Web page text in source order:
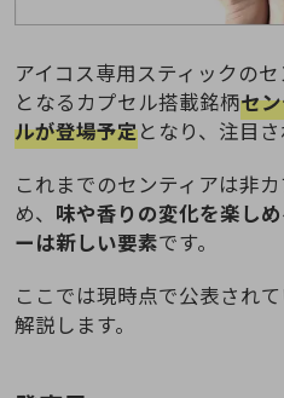
アイコス専用スティックの
となるカプセル搭載銘柄セ
ルが登場予定となり、注目さ
これまでのセンティアは非
め、 味や香りの変化を楽し
ーは新しい要素です。
ここでは現時点で公表され
解説します。